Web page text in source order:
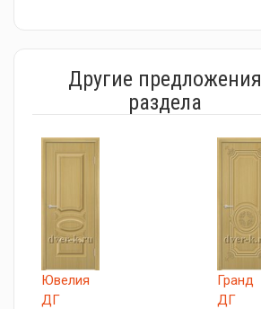
Другие предложения
раздела
Ювелия
ДГ
Гранд
ДГ